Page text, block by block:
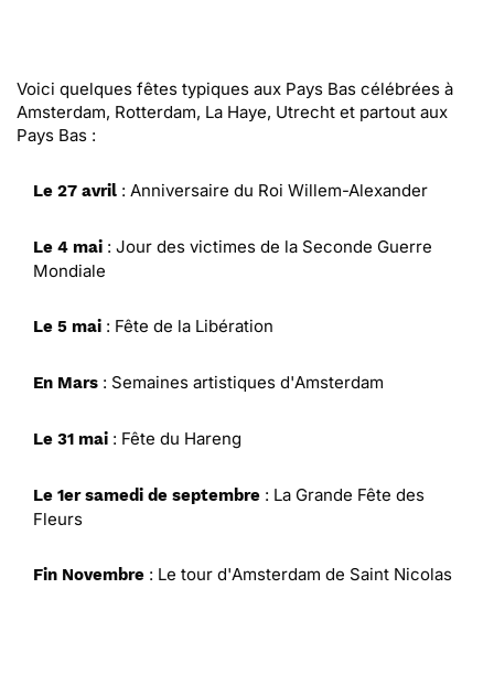
Voici quelques fêtes typiques aux Pays Bas célébrées à
Amsterdam, Rotterdam, La Haye, Utrecht et partout aux
Pays Bas :
Le 27 avril : Anniversaire du Roi Willem-Alexander
Le 4 mai : Jour des victimes de la Seconde Guerre
Mondiale
Le 5 mai : Fête de la Libération
En Mars : Semaines artistiques d'Amsterdam
Le 31 mai : Fête du Hareng
Le 1er samedi de septembre : La Grande Fête des
Fleurs
Fin Novembre : Le tour d'Amsterdam de Saint Nicolas